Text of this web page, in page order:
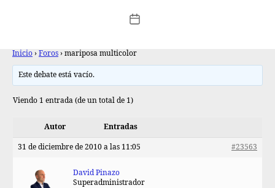
Inicio › Foros › mariposa multicolor
Este debate está vacío.
Viendo 1 entrada (de un total de 1)
Autor Entradas
31 de diciembre de 2010 a las 11:05 #23563
David Pinazo
Superadministrador